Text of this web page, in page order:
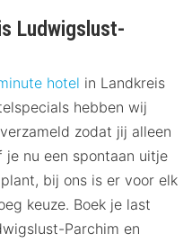
Ludwigslust-
hotel in Landkreis
hebben wij
zodat jij alleen
je nu een spontaan uitje
plant, bij ons is er voor elk
keuze. Boek je last
Parchim en